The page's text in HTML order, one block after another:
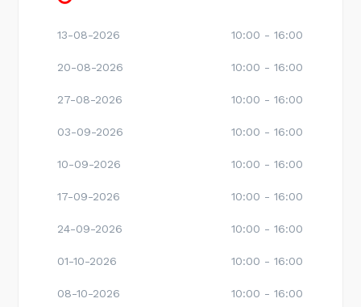
13-08-2026 10:00 - 16:00
20-08-2026 10:00 - 16:00
27-08-2026 10:00 - 16:00
03-09-2026 10:00 - 16:00
10-09-2026 10:00 - 16:00
17-09-2026 10:00 - 16:00
24-09-2026 10:00 - 16:00
01-10-2026 10:00 - 16:00
08-10-2026 10:00 - 16:00